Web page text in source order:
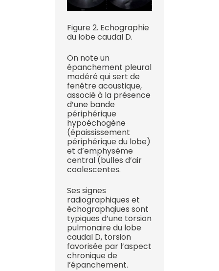
Figure 2. Echographie
du lobe caudal D.
On note un
épanchement pleural
modéré qui sert de
fenêtre acoustique,
associé à la présence
d’une bande
périphérique
hypoéchogène
(épaississement
périphérique du lobe)
et d’emphysème
central (bulles d’air
coalescentes.
Ses signes
radiographiques et
échographqiues sont
typiques d’une torsion
pulmonaire du lobe
caudal D, torsion
favorisée par l’aspect
chronique de
l’épanchement.